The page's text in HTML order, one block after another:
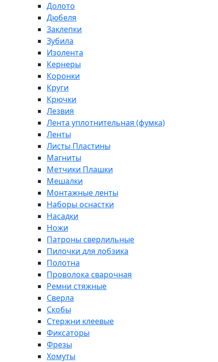
Долото
Дюбеля
Заклепки
Зубила
Изолента
Кернеры
Коронки
Круги
Крючки
Лезвия
Лента уплотнительная (фумка)
Ленты
Листы Пластины
Магниты
Метчики Плашки
Мешалки
Монтажные ленты
Наборы оснастки
Насадки
Ножи
Патроны сверлильные
Пилочки для лобзика
Полотна
Проволока сварочная
Ремни стяжные
Сверла
Скобы
Стержни клеевые
Фиксаторы
Фрезы
Хомуты